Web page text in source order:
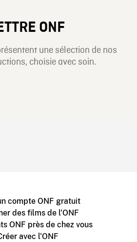
ONF
une sélection de nos
choisie avec soin.
compte ONF gratuit
des films de l'ONF
ONF près de chez vous
avec l'ONF